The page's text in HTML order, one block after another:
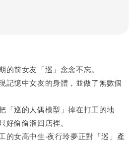
前女友「巡」念念不忘。
憶中女友的身體，並做了無數個
巡的人偶模型」掉在打工的地
好偷偷溜回店裡。
女高中生‧夜行玲夢正對「巡」產